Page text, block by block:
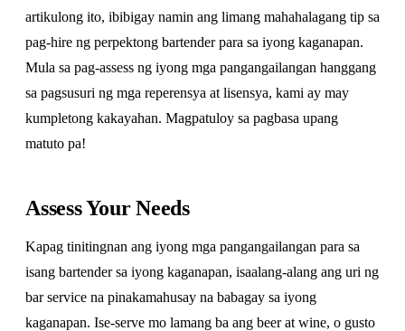
artikulong ito, ibibigay namin ang limang mahahalagang tip sa
pag-hire ng perpektong bartender para sa iyong kaganapan.
Mula sa pag-assess ng iyong mga pangangailangan hanggang
sa pagsusuri ng mga reperensya at lisensya, kami ay may
kumpletong kakayahan. Magpatuloy sa pagbasa upang
matuto pa!
Assess Your Needs
Kapag tinitingnan ang iyong mga pangangailangan para sa
isang bartender sa iyong kaganapan, isaalang-alang ang uri ng
bar service na pinakamahusay na babagay sa iyong
kaganapan. Ise-serve mo lamang ba ang beer at wine, o gusto